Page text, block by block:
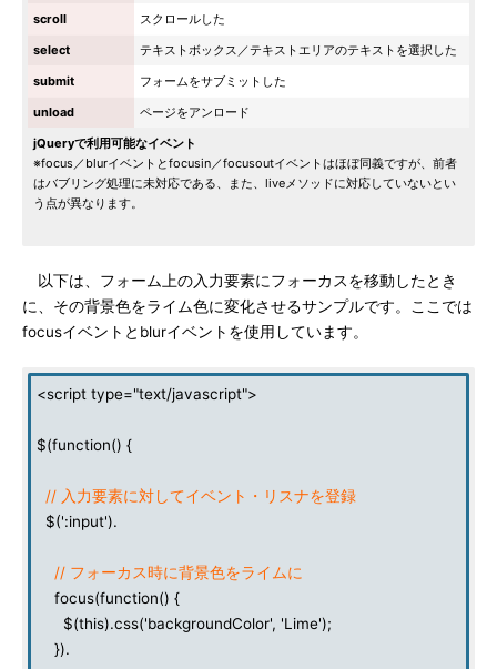
scroll
スクロールした
select
テキストボックス／テキストエリアのテキストを選択した
submit
フォームをサブミットした
unload
ページをアンロード
jQueryで利用可能なイベント
※focus／blurイベントとfocusin／focusoutイベントはほぼ同義ですが、前者
はバブリング処理に未対応である、また、liveメソッドに対応していないとい
う点が異なります。
以下は、フォーム上の入力要素にフォーカスを移動したとき
に、その背景色をライム色に変化させるサンプルです。ここでは
focusイベントとblurイベントを使用しています。
<script type="text/javascript">
$(function() {
// 入力要素に対してイベント・リスナを登録
$(':input').
// フォーカス時に背景色をライムに
focus(function() {
$(this).css('backgroundColor', 'Lime');
}).